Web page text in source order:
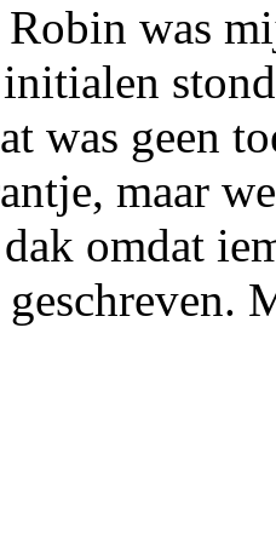
was
was geen
maar
omdat